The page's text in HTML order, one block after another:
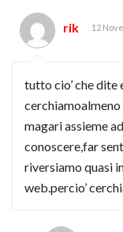
rik 12
tutto cio’ che dite
magari assieme
conoscere,far
riversiamo quasi
web.percio’